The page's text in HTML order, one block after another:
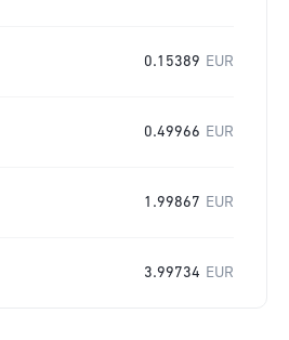
0.15389 EUR
0.49966 EUR
1.99867 EUR
3.99734 EUR